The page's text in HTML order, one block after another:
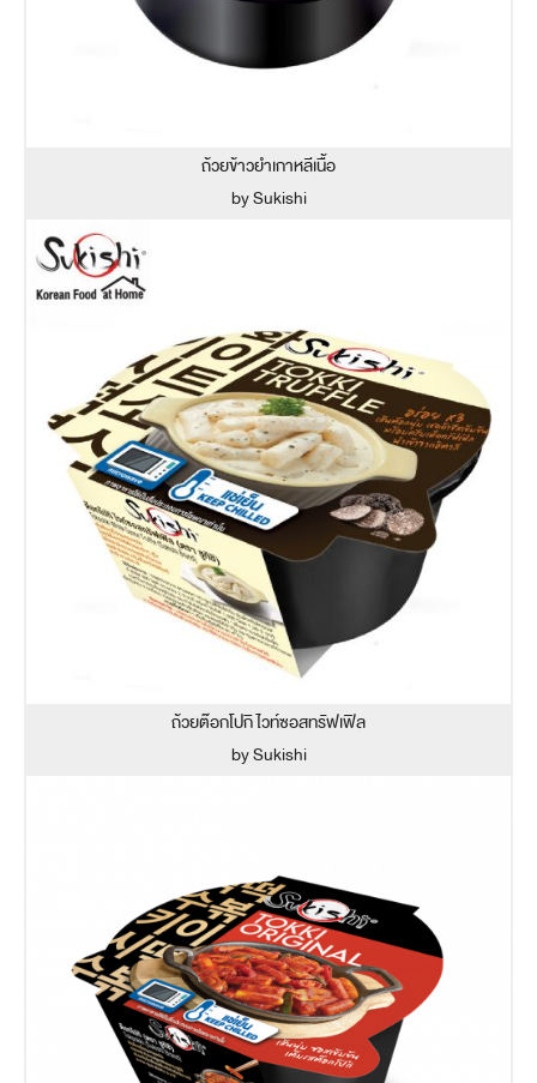
ถ้วยข้าวยำเกาหลีเนื้อ
by Sukishi
ถ้วยต๊อกโปกิ ไวท์ซอสทรัฟเฟิล
by Sukishi